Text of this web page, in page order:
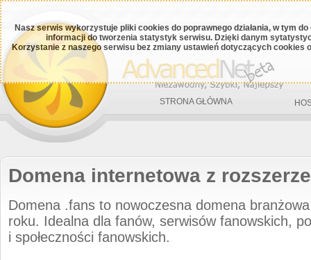
Nasz serwis wykorzystuje pliki cookies do poprawnego działania, w tym
informacji do tworzenia statystyk serwisu. Dzięki danym
Korzystanie z naszego serwisu bez zmiany ustawień dotyczących cookies
STRONA GŁÓWNA
Domena internetowa z
Domena .fans to nowoczesna domena
roku. Idealna dla fanów, serwisów fanowskich,
i społeczności fanowskich.